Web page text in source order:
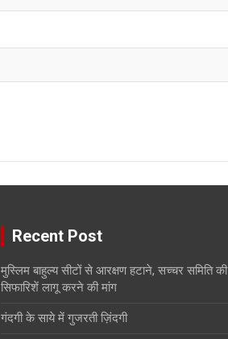
Recent Post
मुस्लिम बाहुल्य सीटों से आरक्षण हटाने, सच्चर समिति की
सिफारिशें लागू करने की मांग
गंदगी के साये में गुजरती ज़िंदगी